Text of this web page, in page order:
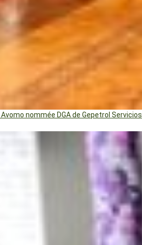
nommée DGA de Gepetrol Servicios